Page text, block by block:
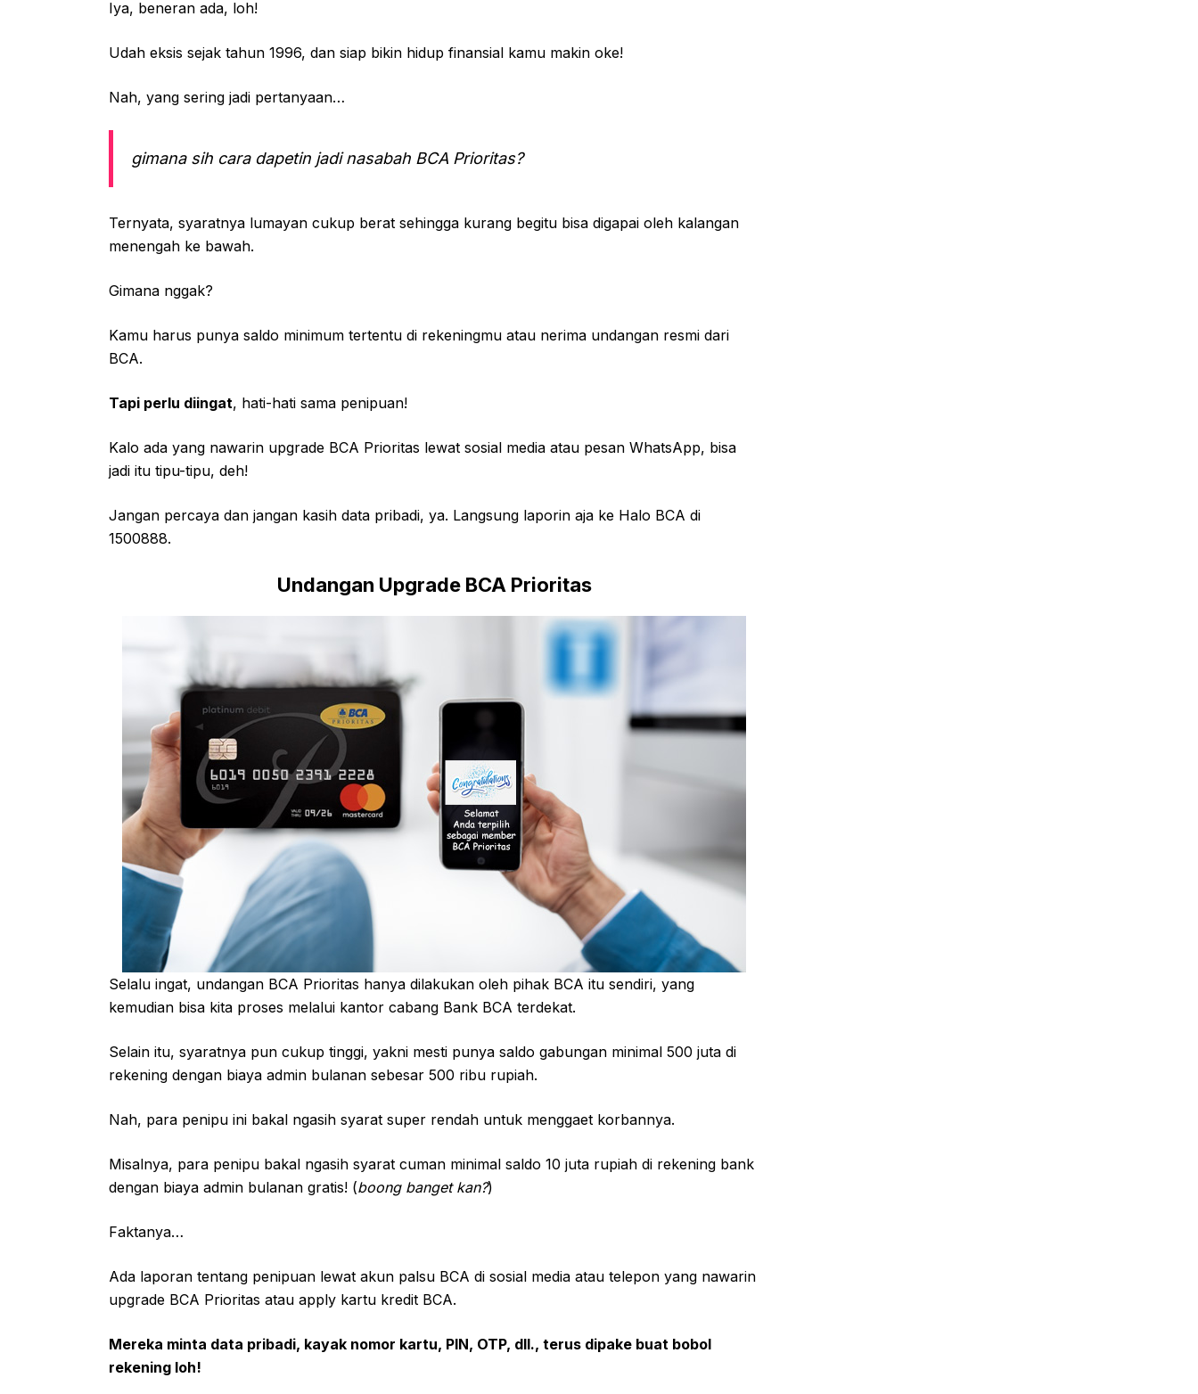
Iya, beneran ada, loh!
Udah eksis sejak tahun 1996, dan siap bikin hidup finansial kamu makin oke!
Nah, yang sering jadi pertanyaan…
gimana sih cara dapetin jadi nasabah BCA Prioritas?
Ternyata, syaratnya lumayan cukup berat sehingga kurang begitu bisa digapai oleh kalangan
menengah ke bawah.
Gimana nggak?
Kamu harus punya saldo minimum tertentu di rekeningmu atau nerima undangan resmi dari
BCA.
Tapi perlu diingat, hati-hati sama penipuan!
Kalo ada yang nawarin upgrade BCA Prioritas lewat sosial media atau pesan WhatsApp, bisa
jadi itu tipu-tipu, deh!
Jangan percaya dan jangan kasih data pribadi, ya. Langsung laporin aja ke Halo BCA di
1500888.
Undangan Upgrade BCA Prioritas
Selalu ingat, undangan BCA Prioritas hanya dilakukan oleh pihak BCA itu sendiri, yang
kemudian bisa kita proses melalui kantor cabang Bank BCA terdekat.
Selain itu, syaratnya pun cukup tinggi, yakni mesti punya saldo gabungan minimal 500 juta di
rekening dengan biaya admin bulanan sebesar 500 ribu rupiah.
Nah, para penipu ini bakal ngasih syarat super rendah untuk menggaet korbannya.
Misalnya, para penipu bakal ngasih syarat cuman minimal saldo 10 juta rupiah di rekening bank
dengan biaya admin bulanan gratis! (boong banget kan?)
Faktanya…
Ada laporan tentang penipuan lewat akun palsu BCA di sosial media atau telepon yang nawarin
upgrade BCA Prioritas atau apply kartu kredit BCA.
Mereka minta data pribadi, kayak nomor kartu, PIN, OTP, dll., terus dipake buat bobol
rekening loh!